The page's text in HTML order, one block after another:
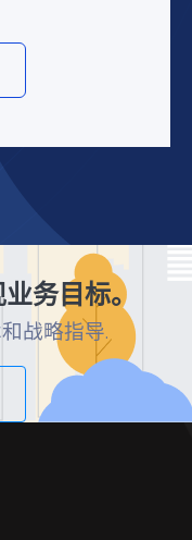
务目标。
战略指导.